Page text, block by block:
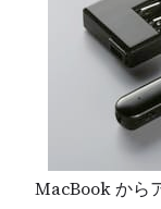
MacBook から